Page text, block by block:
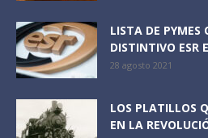
LISTA DE PYMES
DISTINTIVO ESR
28 agosto 2021
LOS PLATILLOS
EN LA